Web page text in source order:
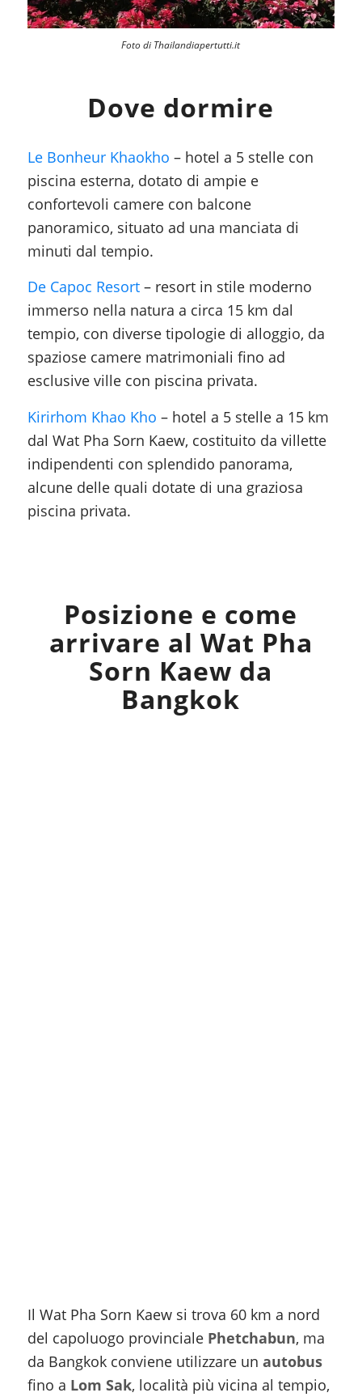
Foto di Thailandiapertutti.it
Dove dormire
Le Bonheur Khaokho – hotel a 5 stelle con
piscina esterna, dotato di ampie e
confortevoli camere con balcone
panoramico, situato ad una manciata di
minuti dal tempio.
De Capoc Resort– resort in stile moderno
immerso nella natura a circa 15 km dal
tempio, con diverse tipologie di alloggio, da
spaziose camere matrimoniali fino ad
esclusive ville con piscina privata.
Kirirhom Khao Kho – hotel a 5 stelle a 15 km
dal Wat Pha Sorn Kaew, costituito da villette
indipendenti con splendido panorama,
alcune delle quali dotate di una graziosa
piscina privata.
Posizione e come
arrivare al Wat Pha
Sorn Kaew da
Bangkok
Il Wat Pha Sorn Kaew si trova 60 km a nord
del capoluogo provinciale Phetchabun, ma
da Bangkok conviene utilizzare un autobus
fino a Lom Sak, località più vicina al tempio,